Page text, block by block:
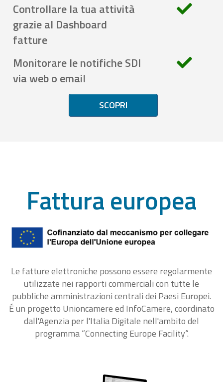
Controllare la tua attività
grazie al Dashboard
fatture
Monitorare le notifiche SDI
via web o email
SCOPRI
Fattura europea
Le fatture elettroniche possono essere regolarmente
utilizzate nei rapporti commerciali con tutte le
pubbliche amministrazioni centrali dei Paesi Europei.
É un progetto Unioncamere ed InfoCamere, coordinato
dall'Agenzia per l'Italia Digitale nell'ambito del
programma “Connecting Europe Facility“.